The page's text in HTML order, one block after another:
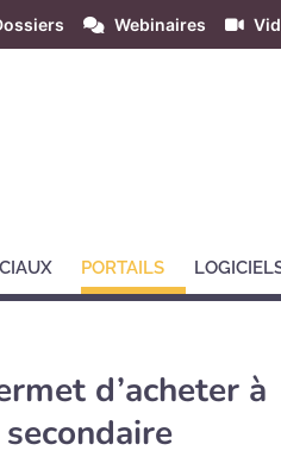
Webinaires
PORTAILS
d’acheter à